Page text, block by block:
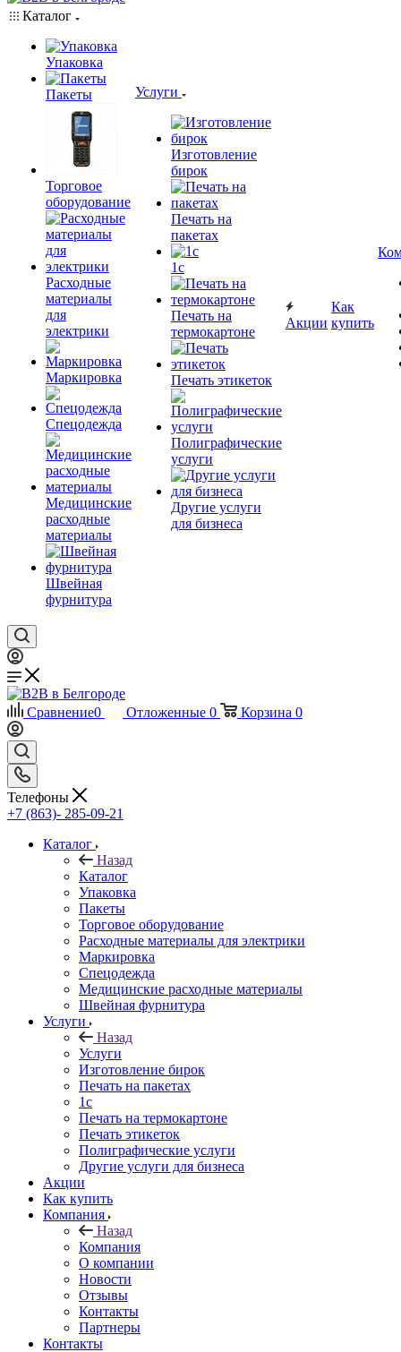
Каталог
Упаковка
Пакеты
Торговое
оборудование
Расходные
материалы
для
электрики
Маркировка
Спецодежда
Медицинские
расходные
материалы
Швейная
фурнитура
Услуги
Изготовление
бирок
Печать на
пакетах
1c
Печать на
термокартоне
Печать этикеток
Полиграфические
услуги
Другие услуги
для бизнеса
Акции
Как
купить
Сравнение0 Отложенные 0 Корзина 0
Телефоны
+7 (863)- 285-09-21
Каталог
Назад
Каталог
Упаковка
Пакеты
Торговое оборудование
Расходные материалы для электрики
Маркировка
Спецодежда
Медицинские расходные материалы
Швейная фурнитура
Услуги
Назад
Услуги
Изготовление бирок
Печать на пакетах
1c
Печать на термокартоне
Печать этикеток
Полиграфические услуги
Другие услуги для бизнеса
Акции
Как купить
Компания
Назад
Компания
О компании
Новости
Отзывы
Контакты
Партнеры
Контакты